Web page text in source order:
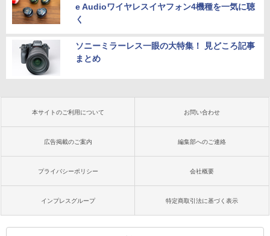
e Audioワイヤレスイヤフォン4機種を一気に聴
く
ソニーミラーレス一眼の大特集！ 見どころ記事
まとめ
本サイトのご利用について お問い合わせ
広告掲載のご案内 編集部へのご連絡
プライバシーポリシー 会社概要
インプレスグループ 特定商取引法に基づく表示